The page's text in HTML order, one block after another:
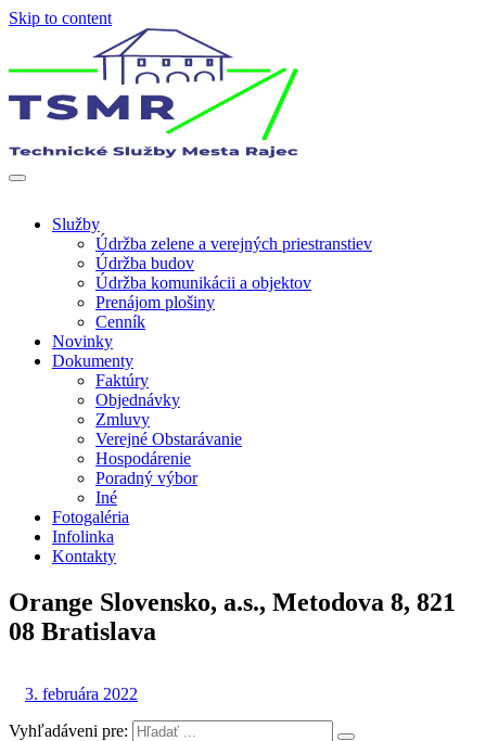
Skip to content
Služby
Údržba zelene a verejných priestranstiev
Údržba budov
Údržba komunikácii a objektov
Prenájom plošiny
Cenník
Novinky
Dokumenty
Faktúry
Objednávky
Zmluvy
Verejné Obstarávanie
Hospodárenie
Poradný výbor
Iné
Fotogaléria
Infolinka
Kontakty
Orange Slovensko, a.s., Metodova 8, 821
08 Bratislava
3. februára 2022
Vyhľadáveni pre: